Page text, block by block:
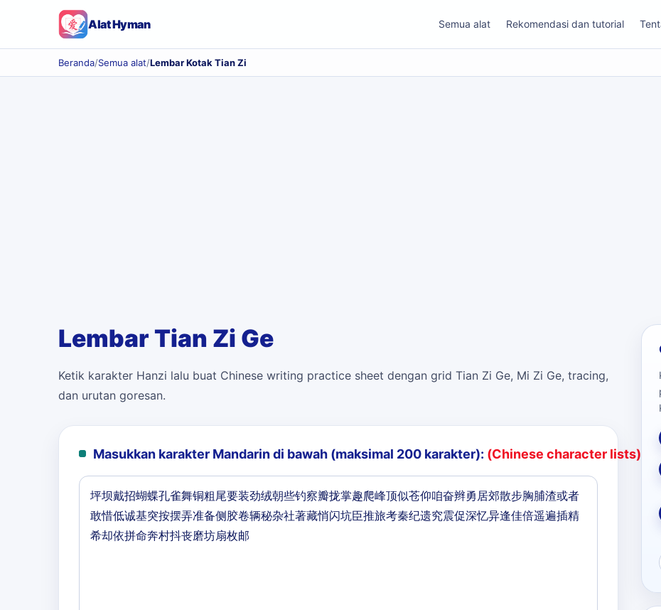
Alat Hyman Semua alat Rekomendasi dan tutorial
Beranda/Semua alat/Lembar Kotak Tian Zi
Lembar Tian Zi Ge
Ketik karakter Hanzi lalu buat Chinese writing practice sheet dengan grid Tian Zi Ge, Mi Zi Ge, tracing,
dan urutan goresan.
Masukkan karakter Mandarin di bawah (maksimal 200 karakter): (Chinese character lists)